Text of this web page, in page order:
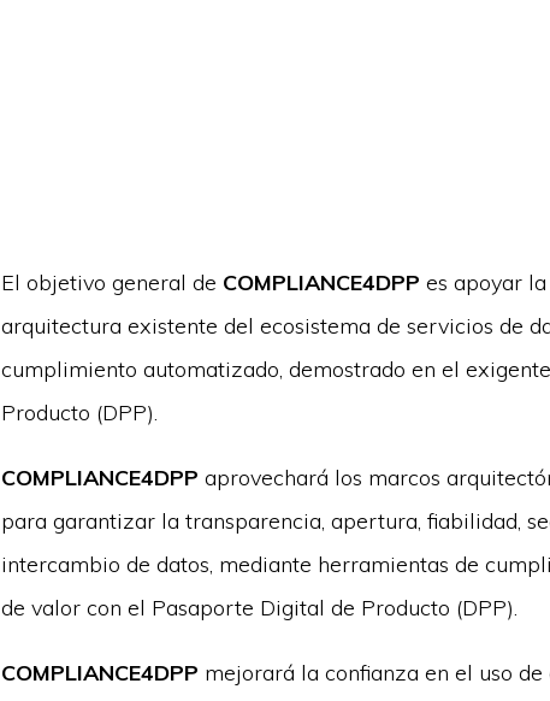
El objetivo general de COMPLIANCE4DPP es apoyar
arquitectura existente del ecosistema de servicios de
cumplimiento automatizado, demostrado en el
Producto (DPP).
COMPLIANCE4DPP aprovechará los marcos
para garantizar la transparencia, apertura, fiabilidad,
intercambio de datos, mediante herramientas de
de valor con el Pasaporte Digital de Producto (DPP).
COMPLIANCE4DPP mejorará la confianza en el uso